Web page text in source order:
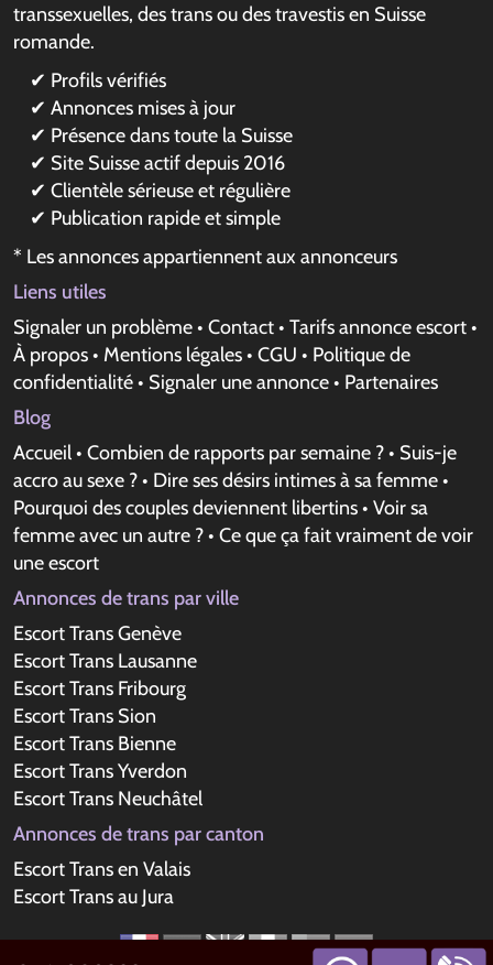
transsexuelles, des trans ou des travestis en Suisse
romande.
✔ Profils vérifiés
✔ Annonces mises à jour
✔ Présence dans toute la Suisse
✔ Site Suisse actif depuis 2016
✔ Clientèle sérieuse et régulière
✔ Publication rapide et simple
* Les annonces appartiennent aux annonceurs
Liens utiles
Signaler un problème • Contact • Tarifs annonce escort •
À propos • Mentions légales • CGU • Politique de
confidentialité • Signaler une annonce • Partenaires
Blog
Accueil • Combien de rapports par semaine ? • Suis-je
accro au sexe ? • Dire ses désirs intimes à sa femme •
Pourquoi des couples deviennent libertins • Voir sa
femme avec un autre ? • Ce que ça fait vraiment de voir
une escort
Annonces de trans par ville
Escort Trans Genève
Escort Trans Lausanne
Escort Trans Fribourg
Escort Trans Sion
Escort Trans Bienne
Escort Trans Yverdon
Escort Trans Neuchâtel
Annonces de trans par canton
Escort Trans en Valais
Escort Trans au Jura